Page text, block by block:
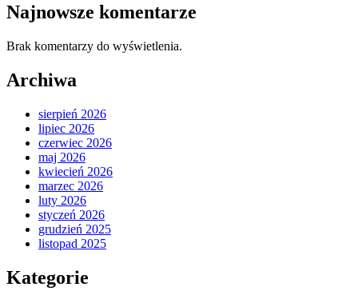
Najnowsze komentarze
Brak komentarzy do wyświetlenia.
Archiwa
sierpień 2026
lipiec 2026
czerwiec 2026
maj 2026
kwiecień 2026
marzec 2026
luty 2026
styczeń 2026
grudzień 2025
listopad 2025
Kategorie